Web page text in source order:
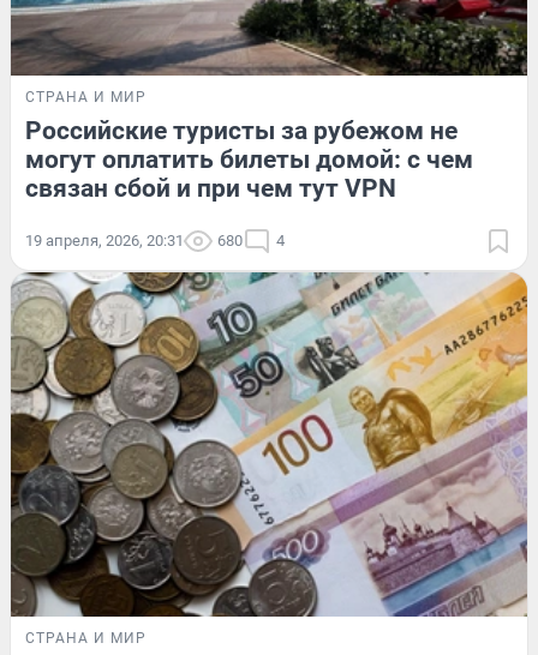
СТРАНА И МИР
Российские туристы за рубежом не
могут оплатить билеты домой: с чем
связан сбой и при чем тут VPN
19 апреля, 2026, 20:31 680 4
СТРАНА И МИР